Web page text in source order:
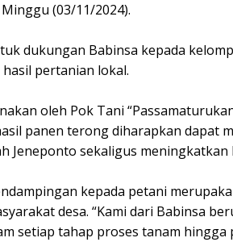
(03/11/2024).
dukungan Babinsa kepada
pertanian lokal.
oleh Pok Tani
panen terong diharapkan dapat
Jeneponto sekaligus
kepada petani
desa. “Kami dari Babinsa
setiap tahap proses tanam hingga